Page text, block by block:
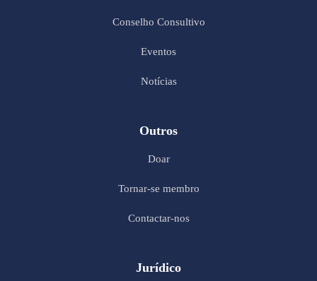
Conselho Consultivo
Eventos
Notícias
Outros
Doar
Tornar-se membro
Contactar-nos
Jurídico